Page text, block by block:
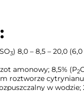
3) 8,0 – 8,5 – 20,0
amonowy; 8,5% (P2
roztworze
w wodzie;